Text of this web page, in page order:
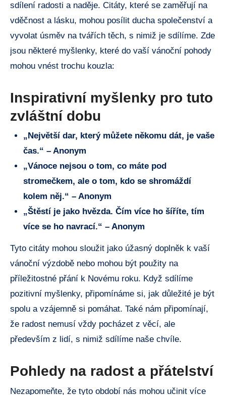
sdílení radosti a naděje. Citáty, které se zaměřují na
vděčnost a lásku, mohou posílit ducha společenství a
vyvolat úsměv na tvářích těch, s nimiž je sdílíme. Zde
jsou některé myšlenky, které do vaší vánoční pohody
mohou vnést trochu kouzla:
Inspirativní myšlenky pro tuto
zvláštní dobu
„Největší dar, který můžete někomu dát, je vaše
čas.“ – Anonym
„Vánoce nejsou o tom, co máte pod
stromečkem, ale o tom, kdo se shromáždí
kolem něj.“ – Anonym
„Štěstí je jako hvězda. Čím více ho šíříte, tím
více se ho navrací.“ – Anonym
Tyto citáty mohou sloužit jako úžasný doplněk k vaší
vánoční výzdobě nebo mohou být použity na
příležitostné přání k Novému roku. Když sdílíme
pozitivní myšlenky, připomínáme si, jak důležité je být
spolu a vzájemně si pomáhat. Také nám připomínají,
že radost nemusí vždy pocházet z věcí, ale
především z lidí, s nimiž sdílíme naše chvíle.
Pohledy na radost a přátelství
Nezapomeňte, že tyto období nás mohou učinit více